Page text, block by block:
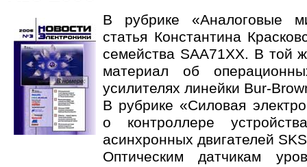
В рубрике «Аналоговые
статья Константина
семейства SAA71XX. В той
материал об
усилителях линейки Bur-
В рубрике «Силовая
о контроллере
асинхронных двигателей
Оптическим датчикам